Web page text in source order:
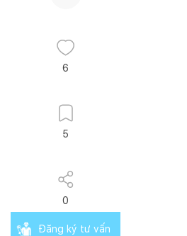
6
5
0
Đăng ký tư vấn